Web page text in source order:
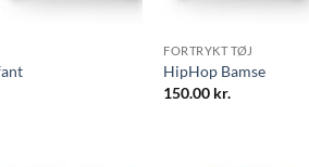
FORTRYKT TØJ
HipHop Bamse
150.00 kr.